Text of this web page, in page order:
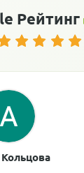
Рейтинг